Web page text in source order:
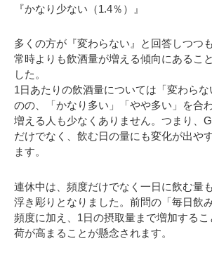
『かなり少ない（1.4％）』
多くの方が『変わらない』と回答しつつ
常時よりも飲酒量が増える傾向にあるこ
した。
1日あたりの飲酒量については「変わら
のの、「かなり多い」「やや多い」を合
増える人も少なくありません。つまり、
だけでなく、飲む日の量にも変化が出や
ます。
連休中は、頻度だけでなく一日に飲む量
浮き彫りとなりました。前問の「毎日飲
頻度に加え、1日の摂取量まで増加する
荷が高まることが懸念されます。